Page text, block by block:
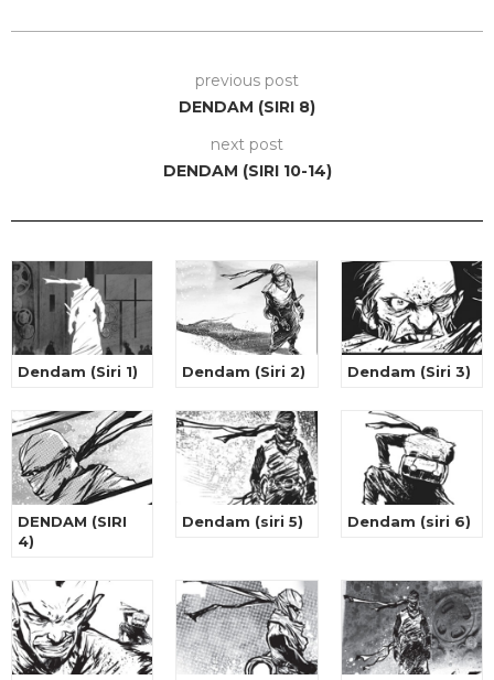
previous post
DENDAM (SIRI 8)
next post
DENDAM (SIRI 10-14)
Dendam (Siri 1) Dendam (Siri 2) Dendam (Siri 3)
DENDAM (SIRI
4)
Dendam (siri 5) Dendam (siri 6)